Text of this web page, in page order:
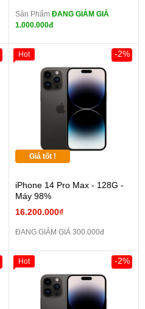
Sản Phẩm ĐANG GIẢM GIÁ
1.000.000đ
Giá tốt !
iPhone 14 Pro Max - 128G -
Máy 98%
16.200.000₫
-2%
ĐANG GIẢM GIÁ 300.000đ
Hot
-2%
Hot